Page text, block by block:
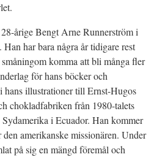
årige Bengt Arne Runnerström i
har bara några år tidigare rest
komma att bli många fler
för hans böcker och
hans illustrationer till Ernst-Hugos
chokladfabriken från 1980-talets
i Ecuador. Han kommer
amerikanske missionären. Under
på sig en mängd föremål och